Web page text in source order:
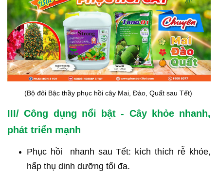
(Bộ đôi Bậc thầy phục hồi cây Mai, Đào, Quất sau Tết)
III/ Công dụng nổi bật - Cây khỏe nhanh,
phát triển mạnh
Phục hồi nhanh sau Tết: kích thích rễ khỏe,
hấp thụ dinh dưỡng tối đa.